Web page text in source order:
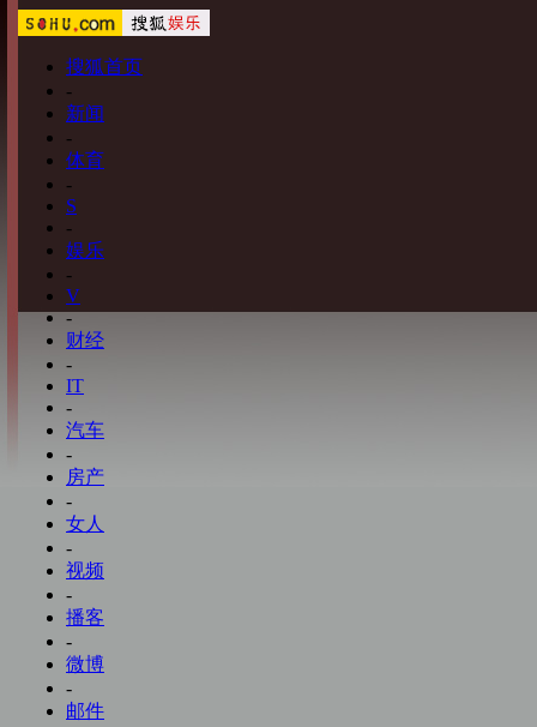
搜狐首页
-
新闻
-
体育
-
S
-
娱乐
-
V
-
财经
-
IT
-
汽车
-
房产
-
女人
-
视频
-
播客
-
微博
-
邮件